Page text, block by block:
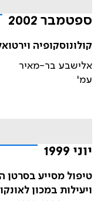
ספטמבר 2002
קולונוסקופיה
אלישבע בר-מאיר
עמ'
יוני 1999
ויעילות במכון